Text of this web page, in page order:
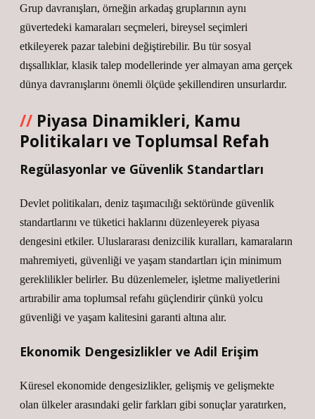
Grup davranışları, örneğin arkadaş gruplarının aynı
güvertedeki kamaraları seçmeleri, bireysel seçimleri
etkileyerek pazar talebini değiştirebilir. Bu tür sosyal
dışsallıklar, klasik talep modellerinde yer almayan ama gerçek
dünya davranışlarını önemli ölçüde şekillendiren unsurlardır.
Piyasa Dinamikleri, Kamu
Politikaları ve Toplumsal Refah
Regülasyonlar ve Güvenlik Standartları
Devlet politikaları, deniz taşımacılığı sektöründe güvenlik
standartlarını ve tüketici haklarını düzenleyerek piyasa
dengesini etkiler. Uluslararası denizcilik kuralları, kamaraların
mahremiyeti, güvenliği ve yaşam standartları için minimum
gereklilikler belirler. Bu düzenlemeler, işletme maliyetlerini
artırabilir ama toplumsal refahı güçlendirir çünkü yolcu
güvenliği ve yaşam kalitesini garanti altına alır.
Ekonomik Dengesizlikler ve Adil Erişim
Küresel ekonomide dengesizlikler, gelişmiş ve gelişmekte
olan ülkeler arasındaki gelir farkları gibi sonuçlar yaratırken,